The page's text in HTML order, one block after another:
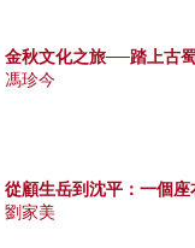
金秋文化之旅──踏上古
馮珍今
從顧生岳到沈平：一個
劉家美